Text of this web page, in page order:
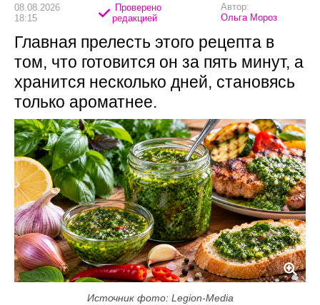
08.08.2026
18:15
Проверено
редакцией
Автор:
Ольга Мороз
Главная прелесть этого рецепта в
том, что готовится он за пять минут, а
хранится несколько дней, становясь
только ароматнее.
Источник фото: Legion-Media